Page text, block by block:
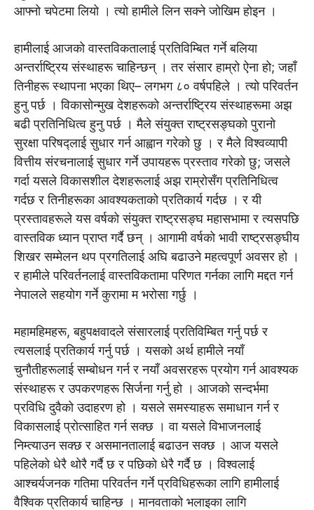
आफ्नो चपेटमा लियो । त्यो हामीले लिन सक्ने जोखिम होइन ।
हामीलाई आजको वास्तविकतालाई प्रतिविम्बित गर्ने बलिया
अन्तर्राष्ट्रिय संस्थाहरू चाहिन्छन् । तर संसार हाम्रो ऐना हो; जहाँ
तिनीहरू स्थापना भएका थिए– लगभग ८० वर्षपहिले । त्यो परिवर्तन
हुनु पर्छ । विकासोन्मुख देशहरूको अन्तर्राष्ट्रिय संस्थाहरूमा अझ
बढी प्रतिनिधित्व हुनु पर्छ । मैले संयुक्त राष्ट्रसङ्घको पुरानो
सुरक्षा परिषद्लाई सुधार गर्न आह्वान गरेको छु । र मैले विश्वव्यापी
वित्तीय संरचनालाई सुधार गर्ने उपायहरू प्रस्ताव गरेको छु; जसले
गर्दा यसले विकासशील देशहरूलाई अझ राम्रोसँग प्रतिनिधित्व
गर्दछ र तिनीहरूका आवश्यकताको प्रतिकार्य गर्दछ । र यी
प्रस्तावहरूले यस वर्षको संयुक्त राष्ट्रसङ्घ महासभामा र त्यसपछि
वास्तविक ध्यान प्राप्त गर्दै छन् । आगामी वर्षको भावी राष्ट्रसङ्घीय
शिखर सम्मेलन थप प्रगतिलाई अघि बढाउने महत्वपूर्ण अवसर हो ।
र हामीले परिवर्तनलाई वास्तविकतामा परिणत गर्नका लागि मद्दत गर्न
नेपालले सहयोग गर्ने कुरामा म भरोसा गर्छु ।
महामहिमहरू, बहुपक्षवादले संसारलाई प्रतिविम्बित गर्नु पर्छ र
त्यसलाई प्रतिकार्य गर्नु पर्छ । यसको अर्थ हामीले नयाँ
चुनौतीहरूलाई सम्बोधन गर्न र नयाँ अवसरहरू प्रयोग गर्न आवश्यक
संस्थाहरू र उपकरणहरू सिर्जना गर्नु हो । आजको सन्दर्भमा
प्रविधि दुवैको उदाहरण हो । यसले समस्याहरू समाधान गर्न र
विकासलाई प्रोत्साहित गर्न सक्छ । वा यसले विभाजनलाई
निम्त्याउन सक्छ र असमानतालाई बढाउन सक्छ । आज यसले
पहिलेको धेरै थोरै गर्दै छ र पछिको धेरै गर्दै छ । विश्वलाई
आश्चर्यजनक गतिमा परिवर्तन गर्ने प्रविधिहरूका लागि हामीलाई
वैश्विक प्रतिकार्य चाहिन्छ । मानवताको भलाइका लागि